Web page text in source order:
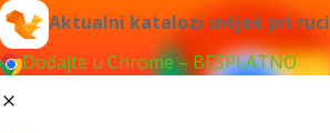
Aktualni katalozi uvijek pri ruci
Dodajte u Chrome – BESPLATNO